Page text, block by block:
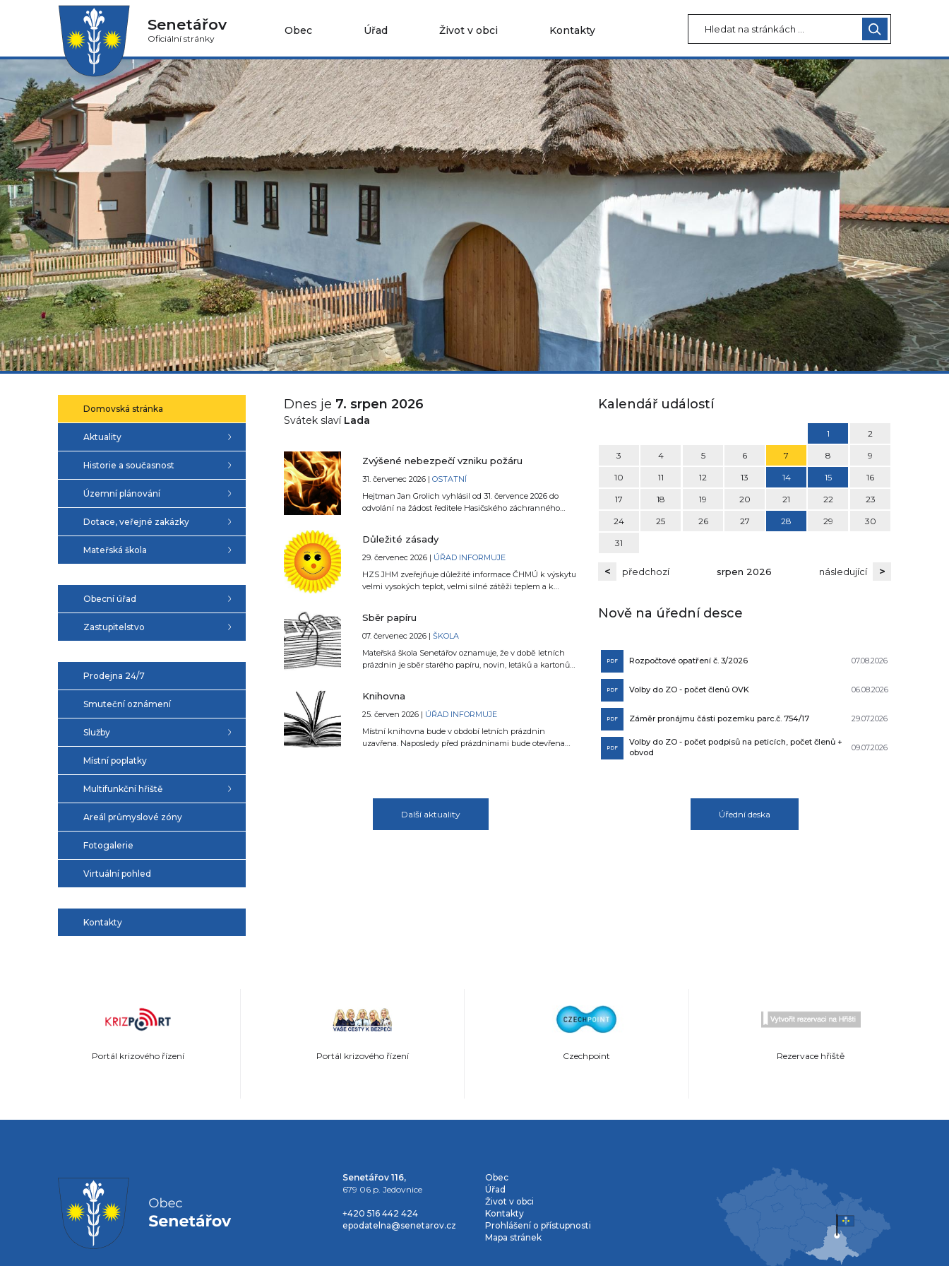
Senetářov
Oficiální stránky
Obec Úřad Život v obci Kontakty
Domovská stránka
Aktuality
Historie a současnost
Územní plánování
Dotace, veřejné zakázky
Mateřská škola
Obecní úřad
Zastupitelstvo
Prodejna 24/7
Smuteční oznámení
Služby
Místní poplatky
Multifunkční hřiště
Areál průmyslové zóny
Fotogalerie
Virtuální pohled
Kontakty
Dnes je 7. srpen 2026
Svátek slaví Lada
Zvýšené nebezpečí vzniku požáru
31. červenec 2026 |OSTATNÍ
Hejtman Jan Grolich vyhlásil od 31. července 2026 do
odvolání na žádost ředitele Hasičského záchranného
Důležité zásady
29. červenec 2026 | ÚŘAD INFORMUJE
HZS JHM zveřejňuje důležité informace ČHMÚ k výskytu
velmi vysokých teplot, velmi silné zátěži teplem a k
teplot, které mohou překračovat 35 °C. Nadále bude
vzrůstat nebezpečí vzniku a šíření požárů ve volné
Jihomoravského kraje.
Sběr papíru
07. červenec 2026 |ŠKOLA
Mateřská škola Senetářov oznamuje, že v době letních
prázdnin je sběr starého papíru, novin, letáků a kartonů
Knihovna
25. červen 2026 | ÚŘAD INFORMUJE
Místní knihovna bude v období letních prázdnin
uzavřena. Naposledy před prázdninami bude otevřena
Kalendář událostí
1 2
3 4 5 6 7 8 9
10 11 12 13 14 15 16
17 18 19 20 21 22 23
24 25 26 27 28 29 30
31
< předchozí srpen 2026 následující >
Nově na úřední desce
PDF Rozpočtové opatření č. 3/2026 07.08.2026
PDF Volby do ZO - počet členů OVK 06.08.2026
PDF Záměr pronájmu části pozemku parc.č. 754/17 29.07.2026
PDF
Volby do ZO - počet podpisů na peticích, počet členů +
obvod
09.07.2026
Další aktuality Úřední deska
Portál krizového řízení Portál krizového řízení Czechpoint Rezervace hřiště
Senetářov 116,
679 06 p. Jedovnice
+420 516 442 424
epodatelna@senetarov.cz
Obec
Úřad
Život v obci
Kontakty
Prohlášení o přístupnosti
Mapa stránek